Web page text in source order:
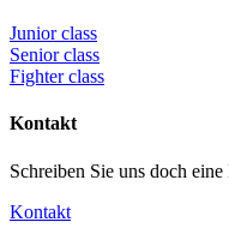
Junior class
Senior class
Fighter class
Kontakt
Schreiben Sie uns doch eine
Kontakt